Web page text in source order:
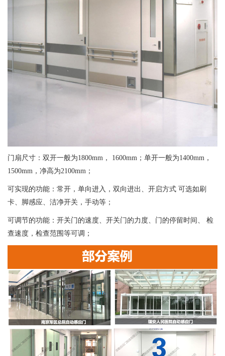
门扇尺寸：双开一般为1800mm， 1600mm；单开一般为1400mm，
1500mm，净高为2100mm；
可实现的功能：常开，单向进入，双向进出、开启方式 可选如刷
卡、脚感应、洁净开关，手动等；
可调节的功能：开关门的速度、开关门的力度、门的停留时间、 检
查速度，检查范围等可调；